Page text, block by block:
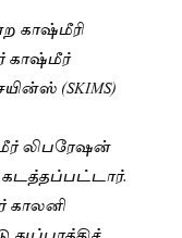
காஷ்மீரி
காஷ்மீர்
(SKIMS)
லிபரேஷன்
கடத்தப்பட்டார்.
காலனி